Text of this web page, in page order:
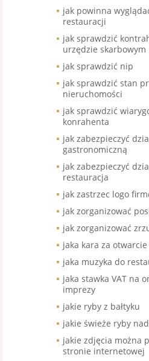
jak powinna
restauracji
jak sprawdzić
urzędzie skarbowym
jak sprawdzić nip
jak sprawdzić stan
nieruchomości
jak sprawdzić
konrahenta
jak zabezpieczyć
gastronomiczną
jak zabezpieczyć
restauracja
jak zastrzec logo
jak zorganizować
jak zorganizować
jaka kara za
jaka muzyka do
jaka stawka VAT na
imprezy
jakie ryby z bałtyku
jakie świeże ryby
jakie zdjęcia można
stronie internetowej